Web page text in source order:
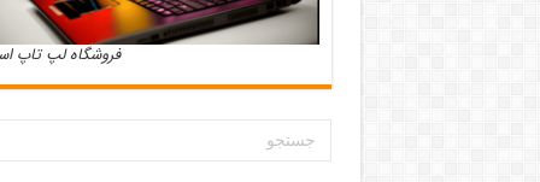
فروشگاه لپ تاپ